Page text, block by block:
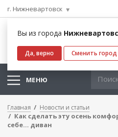
г. Нижневартовск
Вы из города
Да, верно Сменить город
МЕНЮ
Главная Новости и статьи
Как сделать эту осень
себе… диван